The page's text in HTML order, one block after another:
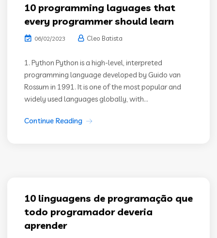
10 programming laguages that
every programmer should learn
06/02/2023 Cleo Batista
1. Python Python is a high-level, interpreted
programming language developed by Guido van
Rossum in 1991. It is one of the most popular and
widely used languages globally, with...
Continue Reading
10 linguagens de programação que
todo programador deveria
aprender